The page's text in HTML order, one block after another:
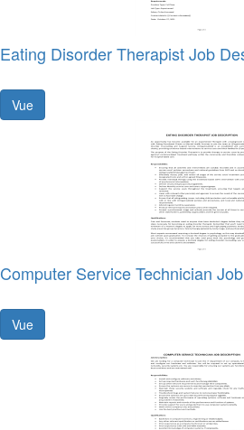
Eating Disorder Therapist Job
Vue
Computer Service Technician
Vue